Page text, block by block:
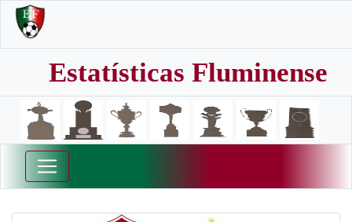
Estatísticas Fluminense